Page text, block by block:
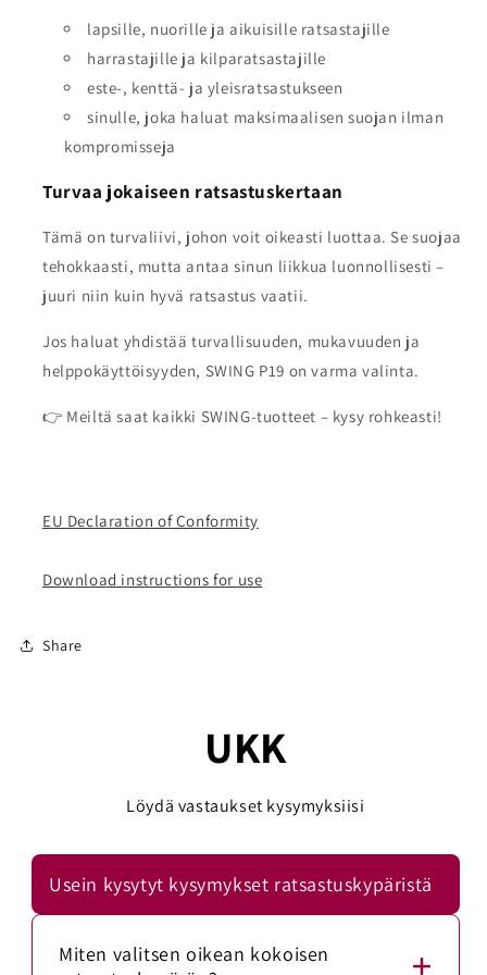
lapsille, nuorille ja aikuisille ratsastajille
harrastajille ja kilparatsastajille
este-, kenttä- ja yleisratsastukseen
sinulle, joka haluat maksimaalisen suojan ilman
kompromisseja
Turvaa jokaiseen ratsastuskertaan
Tämä on turvaliivi, johon voit oikeasti luottaa. Se suojaa
tehokkaasti, mutta antaa sinun liikkua luonnollisesti –
juuri niin kuin hyvä ratsastus vaatii.
Jos haluat yhdistää turvallisuuden, mukavuuden ja
helppokäyttöisyyden, SWING P19 on varma valinta.
👉 Meiltä saat kaikki SWING-tuotteet – kysy rohkeasti!
EU Declaration of Conformity
Download instructions for use
Share
UKK
Löydä vastaukset kysymyksiisi
Usein kysytyt kysymykset ratsastuskypäristä
Miten valitsen oikean kokoisen